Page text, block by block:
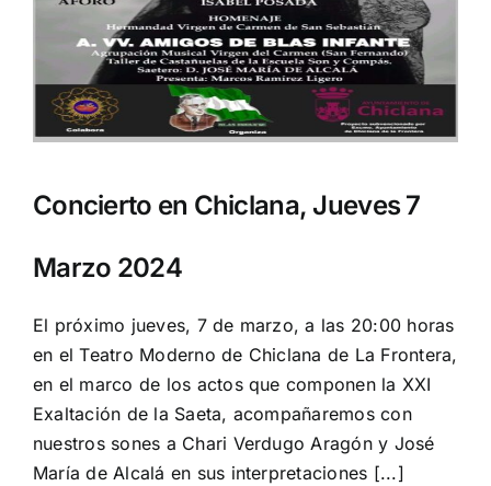
Concierto en Chiclana, Jueves 7
Marzo 2024
El próximo jueves, 7 de marzo, a las 20:00 horas
en el Teatro Moderno de Chiclana de La Frontera,
en el marco de los actos que componen la XXI
Exaltación de la Saeta, acompañaremos con
nuestros sones a Chari Verdugo Aragón y José
María de Alcalá en sus interpretaciones [...]